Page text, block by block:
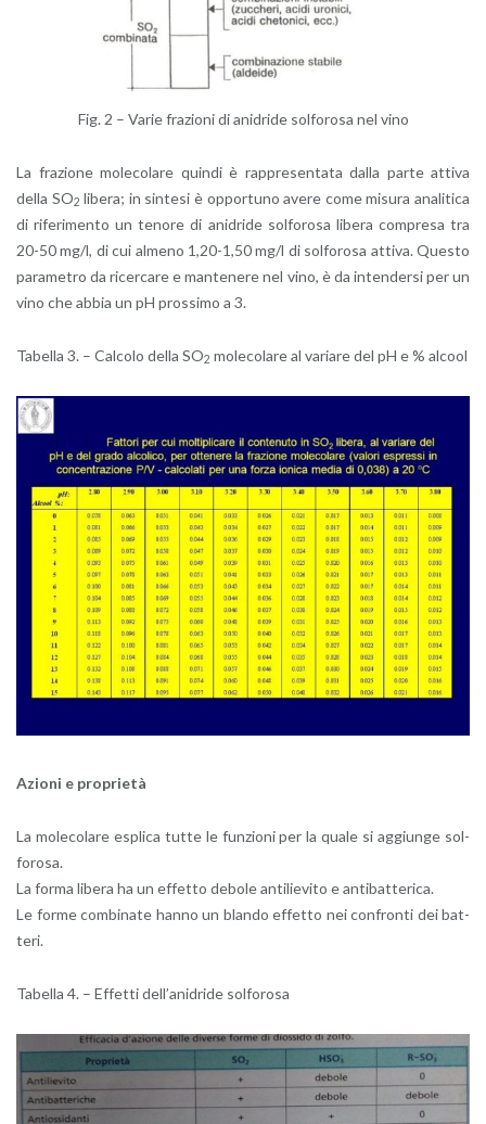
Fig. 2 – Varie fra­zio­ni di ani­dri­de sol­fo­ro­sa nel vino
La fra­zio­ne mo­le­co­la­re quin­di è rap­pre­sen­ta­ta dalla parte at­ti­va
della SO2 li­be­ra; in sin­te­si è op­por­tu­no avere come mi­su­ra ana­li­ti­ca
di ri­fe­ri­men­to un te­no­re di ani­dri­de sol­fo­ro­sa li­be­ra com­pre­sa tra
20-50 mg/l, di cui al­me­no 1,20-1,50 mg/l di sol­fo­ro­sa at­ti­va. Que­sto
pa­ra­me­tro da ri­cer­ca­re e man­te­ne­re nel vino, è da in­ten­der­si per un
vino che abbia un pH pros­si­mo a 3.
Ta­bel­la 3. – Cal­co­lo della SO2 mo­le­co­la­re al va­ria­re del pH e % al­cool
Azio­ni e pro­prie­tà
La mo­le­co­la­re espli­ca tutte le fun­zio­ni per la quale si ag­giun­ge sol­
fo­ro­sa.
La forma li­be­ra ha un ef­fet­to de­bo­le an­ti­lie­vi­to e an­ti­bat­te­ri­ca.
Le forme com­bi­na­te hanno un blan­do ef­fet­to nei con­fron­ti dei bat­
te­ri.
Ta­bel­la 4. – Ef­fet­ti del­l’a­ni­dri­de sol­fo­ro­sa